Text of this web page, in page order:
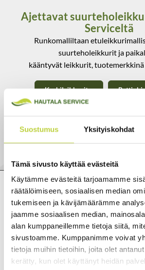
Suostumus Yksityiskohdat
Tämä sivusto käyttää evästeitä
Käytämme evästeitä tarjoamamme
räätälöimiseen, sosiaalisen median
tukemiseen ja kävijämäärämme
jaamme sosiaalisen median,
alan kumppaneillemme tietoja siitä,
sivustoamme. Kumppanimme voivat
tietoja muihin tietoihin, joita olet
kerätty, kun olet käyttänyt heidän
Ajettavat
Serviceltä
Runkomalliltaan
suurteholeikkurit ja
kääntyvät leikkurit, tuotemerkkinä
Keskileikkurit
Kelamurskaimet